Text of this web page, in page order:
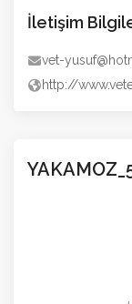
İletişim
vet-
http://